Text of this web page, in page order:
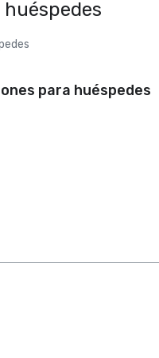
para huéspedes